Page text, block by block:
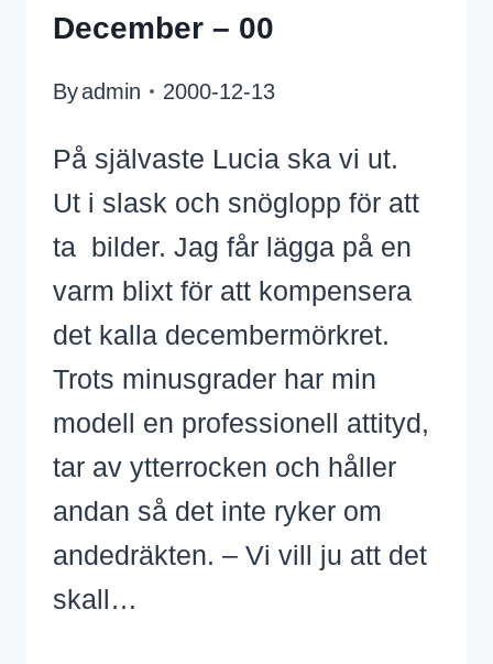
December – 00
Byadmin 2000-12-13
På självaste Lucia ska vi ut.
Ut i slask och snöglopp för att
ta bilder. Jag får lägga på en
varm blixt för att kompensera
det kalla decembermörkret.
Trots minusgrader har min
modell en professionell attityd,
tar av ytterrocken och håller
andan så det inte ryker om
andedräkten. – Vi vill ju att det
skall…